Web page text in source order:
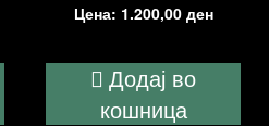
Цена: 1.200,00 ден
Додај во
кошница